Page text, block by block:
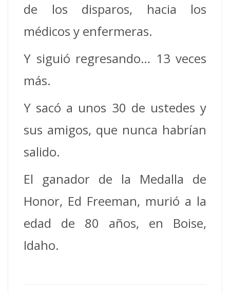
de los disparos, hacia los
médicos y enfermeras.
Y siguió regresando… 13 veces
más.
Y sacó a unos 30 de ustedes y
sus amigos, que nunca habrían
salido.
El ganador de la Medalla de
Honor, Ed Freeman, murió a la
edad de 80 años, en Boise,
Idaho.